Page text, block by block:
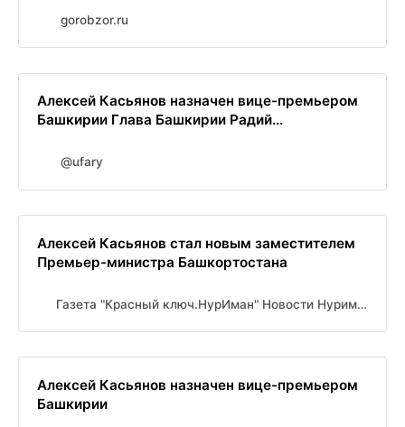
gorobzor.ru
Алексей Касьянов назначен вице-премьером
Башкирии Глава Башкирии Радий...
@ufary
Алексей Касьянов стал новым заместителем
Премьер-министра Башкортостана
Газета "Красный ключ.НурИман" Новости Нуримановского района
Алексей Касьянов назначен вице-премьером
Башкирии